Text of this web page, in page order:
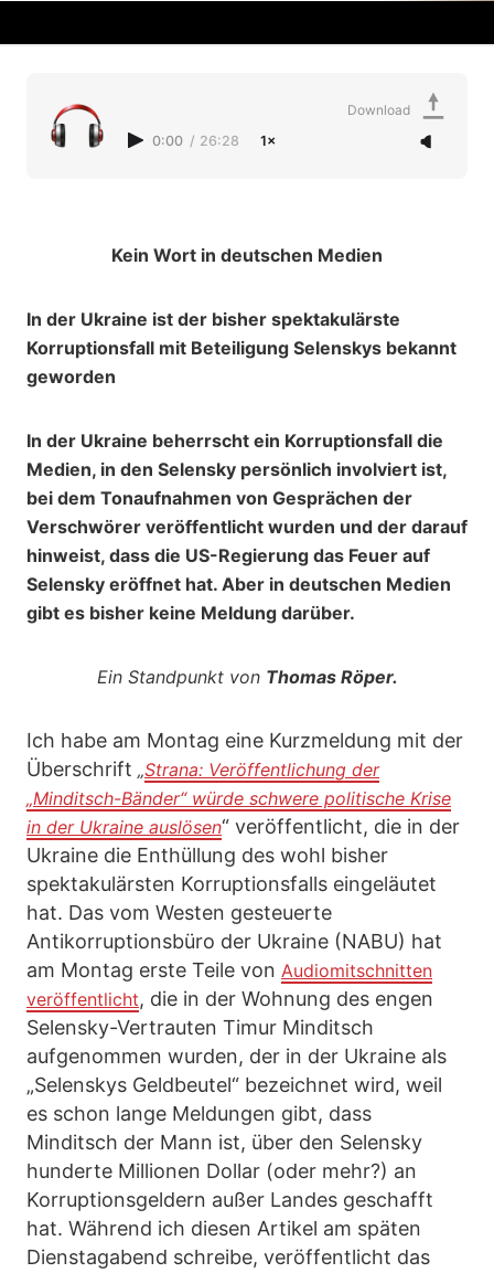
0:00 / 26:28 1×
Download
Kein Wort in deutschen Medien
In der Ukraine ist der bisher spektakulärste
Korruptionsfall mit Beteiligung Selenskys bekannt
geworden
In der Ukraine beherrscht ein Korruptionsfall die
Medien, in den Selensky persönlich involviert ist,
bei dem Tonaufnahmen von Gesprächen der
Verschwörer veröffentlicht wurden und der darauf
hinweist, dass die US-Regierung das Feuer auf
Selensky eröffnet hat. Aber in deutschen Medien
gibt es bisher keine Meldung darüber.
Ein Standpunkt von Thomas Röper.
Ich habe am Montag eine Kurzmeldung mit der
Überschrift „Strana: Veröffentlichung der
„Minditsch-Bänder“ würde schwere politische Krise
in der Ukraine auslösen“ veröffentlicht, die in der
Ukraine die Enthüllung des wohl bisher
spektakulärsten Korruptionsfalls eingeläutet
hat. Das vom Westen gesteuerte
Antikorruptionsbüro der Ukraine (NABU) hat
am Montag erste Teile von Audiomitschnitten
veröffentlicht, die in der Wohnung des engen
Selensky-Vertrauten Timur Minditsch
aufgenommen wurden, der in der Ukraine als
„Selenskys Geldbeutel“ bezeichnet wird, weil
es schon lange Meldungen gibt, dass
Minditsch der Mann ist, über den Selensky
hunderte Millionen Dollar (oder mehr?) an
Korruptionsgeldern außer Landes geschafft
hat. Während ich diesen Artikel am späten
Dienstagabend schreibe, veröffentlicht das